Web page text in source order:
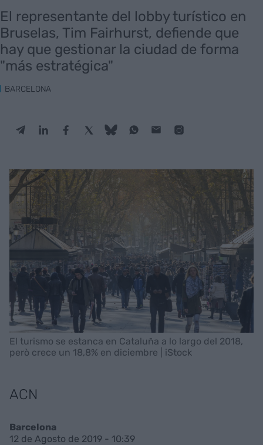
El representante del lobby turístico en
Bruselas, Tim Fairhurst, defiende que
hay que gestionar la ciudad de forma
"más estratégica"
BARCELONA
El turismo se estanca en Cataluña a lo largo del 2018,
però crece un 18,8% en diciembre | iStock
ACN
Barcelona
12 de Agosto de 2019 - 10:39